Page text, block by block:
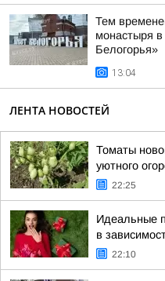
Тем
монастыря
Белогорья»
13:04
ЛЕНТА НОВОСТЕЙ
Томаты
уютного
22:25
Идеальные
в
22:10